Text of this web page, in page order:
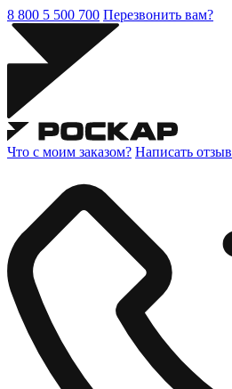
8 800 5 500 700 Перезвонить вам?
Что с моим заказом? Написать отзыв